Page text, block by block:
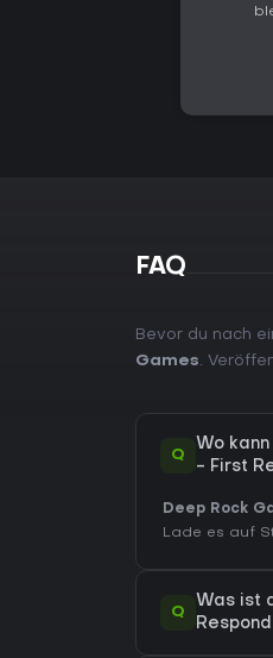
FAQ
Bevor du nach
Games.
Q
Wo
- First
Deep Rock
Lade es auf
Q
Was ist